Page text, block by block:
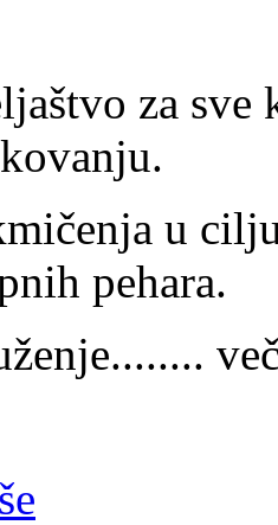
za
u
pehara.